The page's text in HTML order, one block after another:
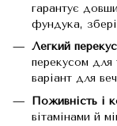
гарантує
фундука,
Легкий
перекусом для
варіант для
Поживність і
вітамінами й